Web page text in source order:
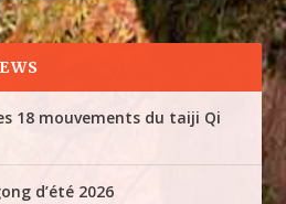
18 mouvements du taiji Qi
d’été 2026